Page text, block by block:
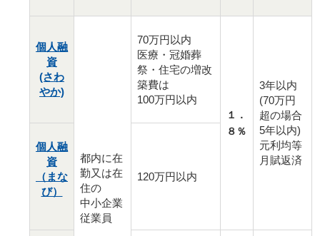
個人融
資
(さわ
やか)
都内に在
勤又は在
住の
中小企業
従業員
70万円以内
医療・冠婚葬
祭・住宅の増改
築費は
100万円以内
１．
８％
3年以内
(70万円
超の場合
5年以内)
元利均等
月賦返済
個人融
資
（まな
び）
120万円以内